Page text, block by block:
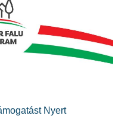
Nyert